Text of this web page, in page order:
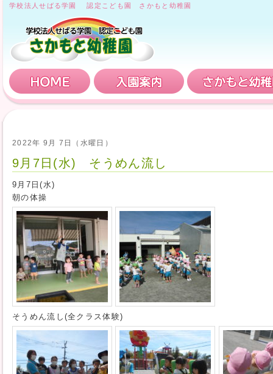
学校法人せばる学園 認定こども園 さかもと幼稚園
HOME 入園案内
2022年 9月 7日（水曜日）
9月7日(水) そうめん流し
9月7日(水)
朝の体操
そうめん流し(全クラス体験)